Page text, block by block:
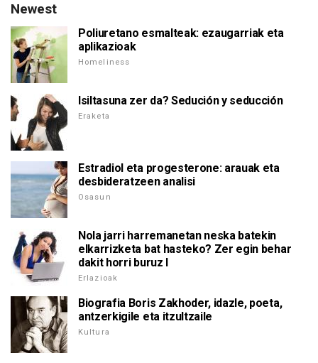
Newest
Poliuretano esmalteak: ezaugarriak eta
aplikazioak
Homeliness
Isiltasuna zer da? Sedución y seducción
Eraketa
Estradiol eta progesterone: arauak eta
desbideratzeen analisi
Osasun
Nola jarri harremanetan neska batekin
elkarrizketa bat hasteko? Zer egin behar
dakit horri buruz I
Erlazioak
Biografia Boris Zakhoder, idazle, poeta,
antzerkigile eta itzultzaile
Kultura